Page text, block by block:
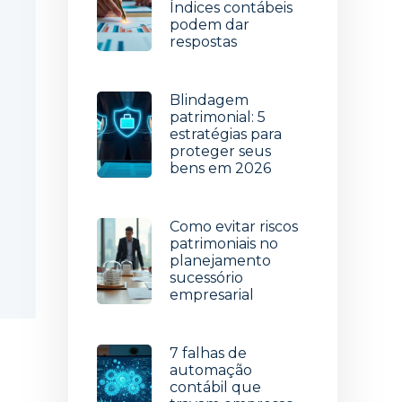
Índices contábeis
podem dar
respostas
Blindagem
patrimonial: 5
estratégias para
proteger seus
bens em 2026
Como evitar riscos
patrimoniais no
planejamento
sucessório
empresarial
7 falhas de
automação
contábil que